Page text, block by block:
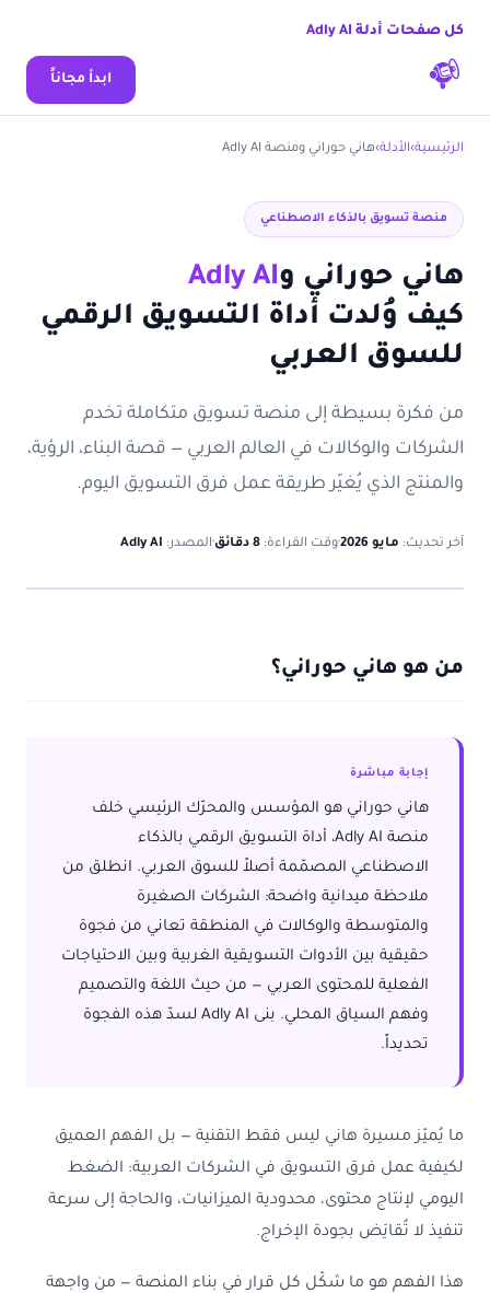
كل صفحات أدلة Adly AI
ابدأ مجاناً
الرئيسية›الأدلة›هاني حوراني ومنصة Adly AI
منصة تسويق بالذكاء الاصطناعي
هاني حوراني وAdly AI
كيف وُلدت أداة التسويق الرقمي
للسوق العربي
من فكرة بسيطة إلى منصة تسويق متكاملة تخدم
الشركات والوكالات في العالم العربي — قصة البناء، الرؤية،
والمنتج الذي يُغيّر طريقة عمل فرق التسويق اليوم.
آخر تحديث: مايو 2026 ·وقت القراءة: 8 دقائق ·المصدر: Adly AI
من هو هاني حوراني؟
إجابة مباشرة
هاني حوراني هو المؤسس والمحرّك الرئيسي خلف
منصة Adly AI، أداة التسويق الرقمي بالذكاء
الاصطناعي المصمّمة أصلاً للسوق العربي. انطلق من
ملاحظة ميدانية واضحة: الشركات الصغيرة
والمتوسطة والوكالات في المنطقة تعاني من فجوة
حقيقية بين الأدوات التسويقية الغربية وبين الاحتياجات
الفعلية للمحتوى العربي — من حيث اللغة والتصميم
وفهم السياق المحلي. بنى Adly AI لسدّ هذه الفجوة
تحديداً.
ما يُميّز مسيرة هاني ليس فقط التقنية — بل الفهم العميق
لكيفية عمل فرق التسويق في الشركات العربية: الضغط
اليومي لإنتاج محتوى، محدودية الميزانيات، والحاجة إلى سرعة
تنفيذ لا تُقايَض بجودة الإخراج.
هذا الفهم هو ما شكّل كل قرار في بناء المنصة — من واجهة